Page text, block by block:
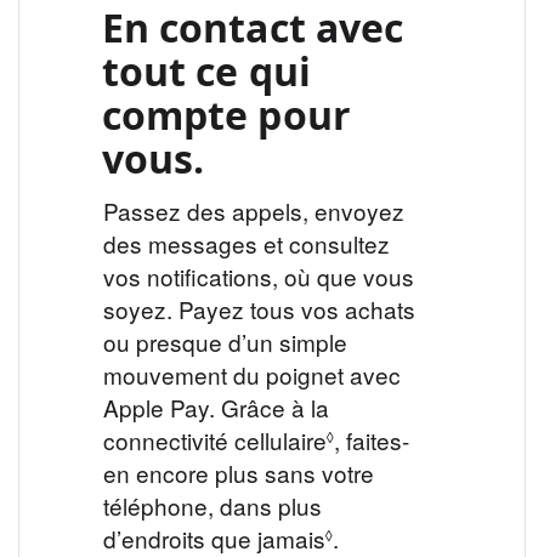
En contact avec
tout ce qui
compte pour
vous.
Passez des appels, envoyez
des messages et consultez
vos notifications, où que vous
soyez. Payez tous vos achats
ou presque d’un simple
mouvement du poignet avec
Apple Pay. Grâce à la
connectivité cellulaire◊Voir
les
légales
, faites-
en encore plus sans votre
téléphone, dans plus
d’endroits que jamais◊Voir
.